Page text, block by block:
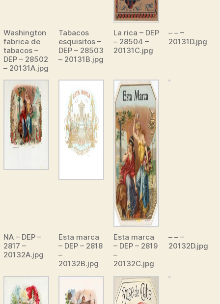
Washington
fabrica de
tabacos –
DEP – 28502
– 20131A.jpg
Tabacos
esquisitos –
DEP – 28503
– 20131B.jpg
La rica – DEP
– 28504 –
20131C.jpg
– – –
20131D.jpg
NA – DEP –
2817 –
20132A.jpg
Esta marca
– DEP – 2818
–
20132B.jpg
Esta marca
– DEP – 2819
–
20132C.jpg
– – –
20132D.jpg